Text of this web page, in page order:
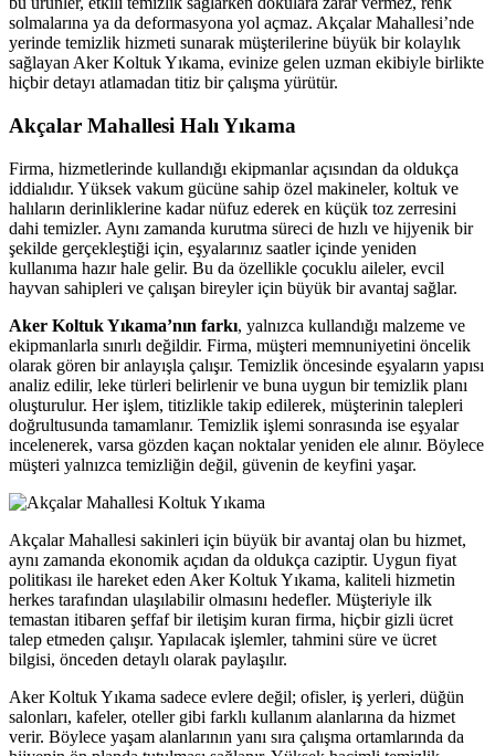
Panel
Panel
panel
sakarya
panel
panel
giriş
bonusu
giris
giris
money link shortener
solmalarına ya da deformasyona yol açmaz. Akçalar Mahallesi’nde
yerinde temizlik hizmeti sunarak müşterilerine büyük bir kolaylık
sağlayan Aker Koltuk Yıkama, evinize gelen uzman ekibiyle birlikte
hiçbir detayı atlamadan titiz bir çalışma yürütür.
Akçalar Mahallesi Halı Yıkama
Firma, hizmetlerinde kullandığı ekipmanlar açısından da oldukça
iddialıdır. Yüksek vakum gücüne sahip özel makineler, koltuk ve
halıların derinliklerine kadar nüfuz ederek en küçük toz zerresini
dahi temizler. Aynı zamanda kurutma süreci de hızlı ve hijyenik bir
şekilde gerçekleştiği için, eşyalarınız saatler içinde yeniden
kullanıma hazır hale gelir. Bu da özellikle çocuklu aileler, evcil
hayvan sahipleri ve çalışan bireyler için büyük bir avantaj sağlar.
Aker Koltuk Yıkama’nın farkı, yalnızca kullandığı malzeme ve
ekipmanlarla sınırlı değildir. Firma, müşteri memnuniyetini öncelik
olarak gören bir anlayışla çalışır. Temizlik öncesinde eşyaların yapısı
analiz edilir, leke türleri belirlenir ve buna uygun bir temizlik planı
oluşturulur. Her işlem, titizlikle takip edilerek, müşterinin talepleri
doğrultusunda tamamlanır. Temizlik işlemi sonrasında ise eşyalar
incelenerek, varsa gözden kaçan noktalar yeniden ele alınır. Böylece
müşteri yalnızca temizliğin değil, güvenin de keyfini yaşar.
Akçalar Mahallesi sakinleri için büyük bir avantaj olan bu hizmet,
aynı zamanda ekonomik açıdan da oldukça caziptir. Uygun fiyat
politikası ile hareket eden Aker Koltuk Yıkama, kaliteli hizmetin
herkes tarafından ulaşılabilir olmasını hedefler. Müşteriyle ilk
temastan itibaren şeffaf bir iletişim kuran firma, hiçbir gizli ücret
talep etmeden çalışır. Yapılacak işlemler, tahmini süre ve ücret
bilgisi, önceden detaylı olarak paylaşılır.
Aker Koltuk Yıkama sadece evlere değil; ofisler, iş yerleri, düğün
salonları, kafeler, oteller gibi farklı kullanım alanlarına da hizmet
verir. Böylece yaşam alanlarının yanı sıra çalışma ortamlarında da